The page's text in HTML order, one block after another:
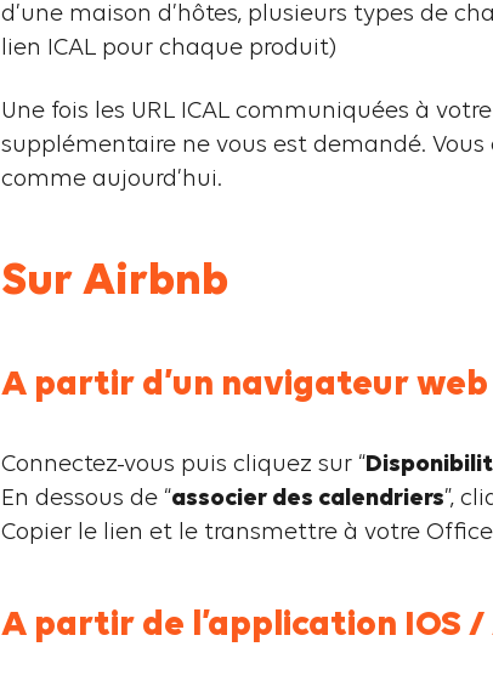
d’une maison d’hôtes, plusieurs types de
lien ICAL pour chaque produit)
Une fois les URL ICAL communiquées à
supplémentaire ne vous est demandé.
comme aujourd’hui.
Sur Airbnb
A partir d’un navigateur web
Connectez-vous puis cliquez sur “
En dessous de “associer des calendriers”,
Copier le lien et le transmettre à votre
A partir de l’application IOS